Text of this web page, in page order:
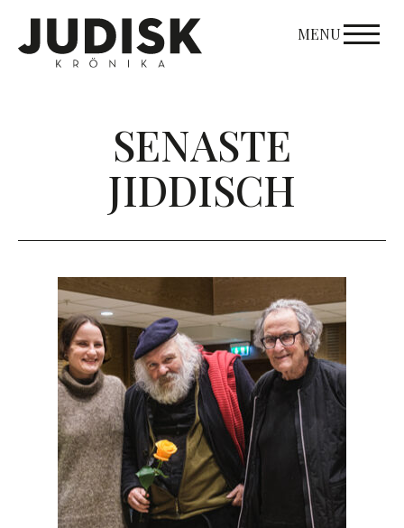
content
MENU
SENASTE
JIDDISCH